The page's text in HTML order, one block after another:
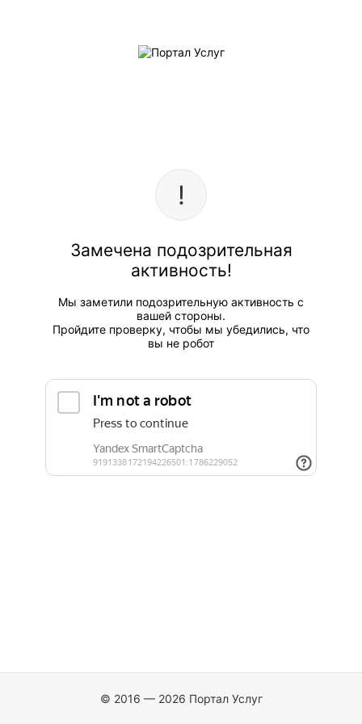
Замечена подозрительная
активность!
Мы заметили подозрительную активность с
вашей стороны.
Пройдите проверку, чтобы мы убедились, что
вы не робот
© 2016 — 2026 Портал Услуг